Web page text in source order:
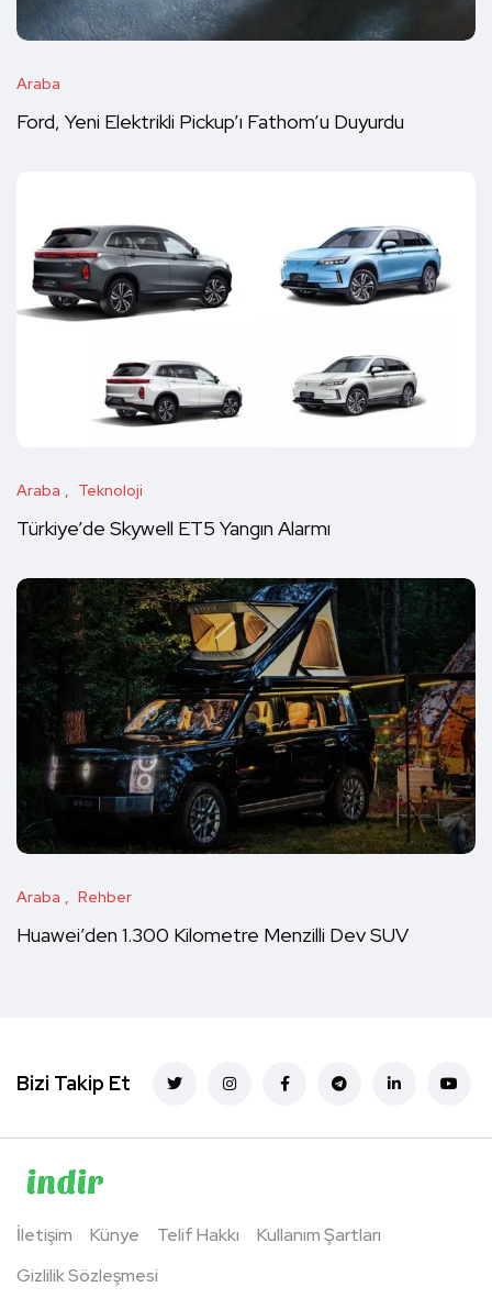
Araba
Ford, Yeni Elektrikli Pickup’ı Fathom’u Duyurdu
Araba Teknoloji
Türkiye’de Skywell ET5 Yangın Alarmı
Araba Rehber
Huawei’den 1.300 Kilometre Menzilli Dev SUV
Bizi Takip Et
İletişim Künye Telif Hakkı
Kullanım Şartları
Gizlilik Sözleşmesi